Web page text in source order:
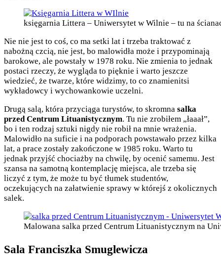
księgarnia Littera – Uniwersytet w Wilnie – tu na
Nie nie jest to coś, co ma setki lat i trzeba traktować z
nabożną czcią, nie jest, bo malowidła może i przypominają
barokowe, ale powstały w 1978 roku. Nie zmienia to jednak
postaci rzeczy, że wygląda to pięknie i warto jeszcze
wiedzieć, że twarze, które widzimy, to co znamienitsi
wykładowcy i wychowankowie uczelni.
Drugą salą, która przyciąga turystów, to skromna salka
przed Centrum Lituanistycznym. Tu nie zrobiłem „łaaał”,
bo i ten rodzaj sztuki nigdy nie robił na mnie wrażenia.
Malowidło na suficie i na podporach powstawało przez kilka
lat, a prace zostały zakończone w 1985 roku. Warto tu
jednak przyjść chociażby na chwilę, by ocenić samemu. Jest
szansa na samotną kontemplację miejsca, ale trzeba się
liczyć z tym, że może tu być tłumek studentów,
oczekujących na załatwienie sprawy w którejś z okolicznych
salek.
Malowana salka przed Centrum Lituanistycznym na
Sala Franciszka Smuglewicza